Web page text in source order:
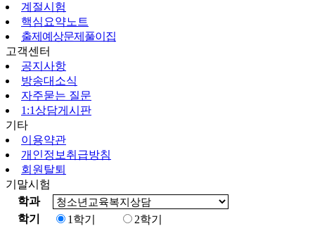
계절시험
핵심요약노트
출제예상문제풀이집
고객센터
공지사항
방송대소식
자주묻는 질문
1:1상담게시판
기타
이용약관
개인정보취급방침
회원탈퇴
기말시험
학과
학기
1학기 2학기